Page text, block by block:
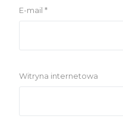
E-mail*
Witryna internetowa